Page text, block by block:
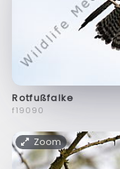
Rotfußfalke
f19090
Zoom